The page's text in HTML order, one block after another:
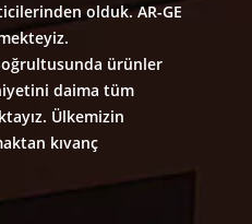
olduk. AR-GE
ürünler
daima tüm
Ülkemizin
kıvanç